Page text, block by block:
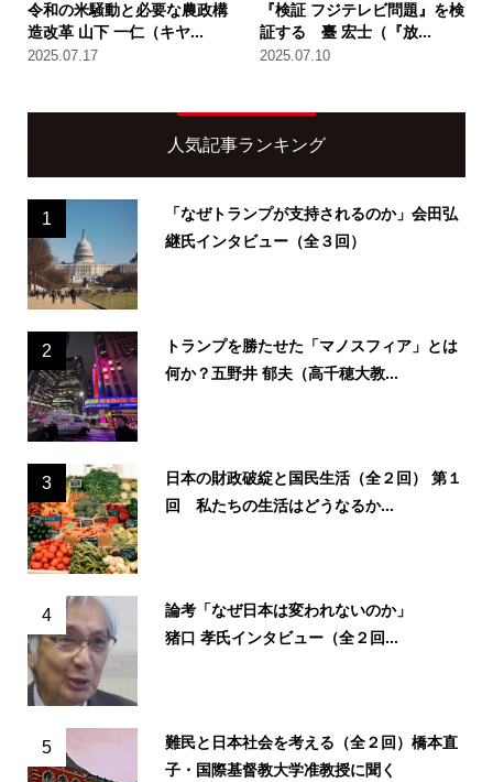
令和の米騒動と必要な農政構
造改革 山下 一仁（キヤ...
2025.07.17
『検証 フジテレビ問題』を検
証する 臺 宏士（『放...
2025.07.10
人気記事ランキング
1
「なぜトランプが支持されるのか」会田弘
継氏インタビュー（全３回）
2
トランプを勝たせた「マノスフィア」とは
何か？五野井 郁夫（高千穂大教...
3
日本の財政破綻と国民生活（全２回） 第１
回 私たちの生活はどうなるか...
4
論考「なぜ日本は変われないのか」
猪口 孝氏インタビュー（全２回...
5
難民と日本社会を考える（全２回）橋本直
子・国際基督教大学准教授に聞く